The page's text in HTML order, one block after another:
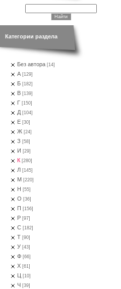
Категории раздела
Без автора [14]
А [129]
Б [182]
В [139]
Г [150]
Д [104]
Е [30]
Ж [24]
З [58]
И [29]
К [280]
Л [145]
М [220]
Н [55]
О [36]
П [156]
Р [97]
С [182]
Т [90]
У [43]
Ф [66]
Х [61]
Ц [10]
Ч [39]